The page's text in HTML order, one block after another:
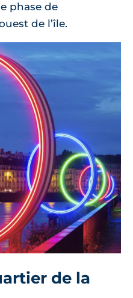
phase de
de l’île.
de la